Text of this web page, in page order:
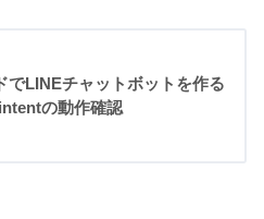
でLINEチャットボットを作る
の動作確認